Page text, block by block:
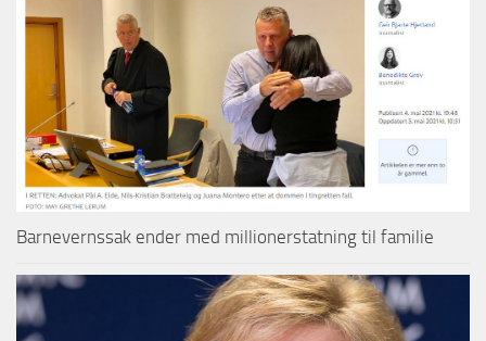
Barnevernssak ender med millionerstatning til familie